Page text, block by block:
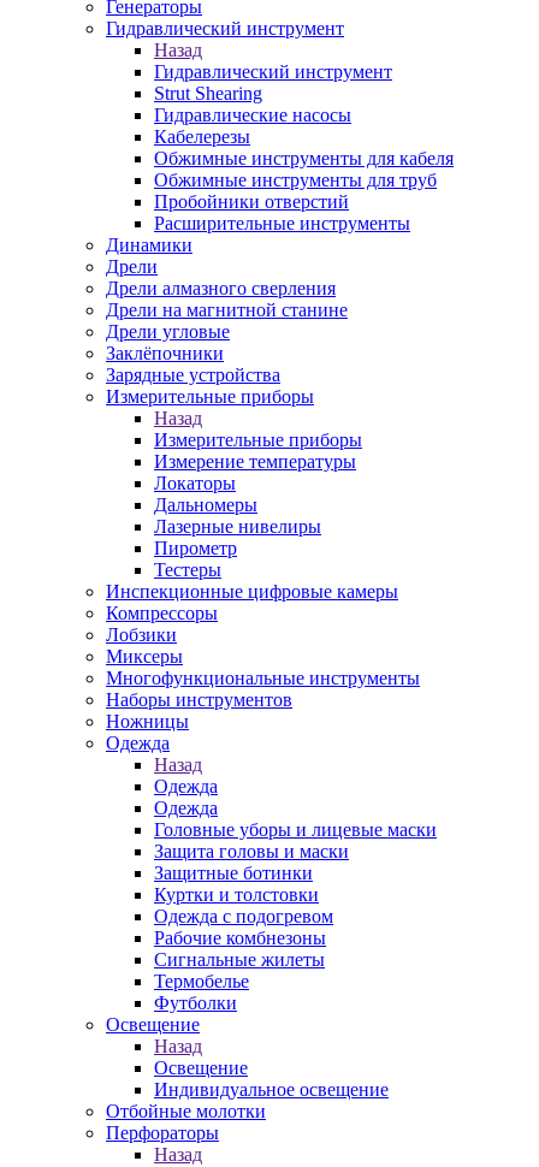
Генераторы
Гидравлический инструмент
Назад
Гидравлический инструмент
Strut Shearing
Гидравлические насосы
Кабелерезы
Обжимные инструменты для кабеля
Обжимные инструменты для труб
Пробойники отверстий
Расширительные инструменты
Динамики
Дрели
Дрели алмазного сверления
Дрели на магнитной станине
Дрели угловые
Заклёпочники
Зарядные устройства
Измерительные приборы
Назад
Измерительные приборы
Измерение температуры
Локаторы
Дальномеры
Лазерные нивелиры
Пирометр
Тестеры
Инспекционные цифровые камеры
Компрессоры
Лобзики
Миксеры
Многофункциональные инструменты
Наборы инструментов
Ножницы
Одежда
Назад
Одежда
Одежда
Головные уборы и лицевые маски
Защита головы и маски
Защитные ботинки
Куртки и толстовки
Одежда с подогревом
Рабочие комбнезоны
Сигнальные жилеты
Термобелье
Футболки
Освещение
Назад
Освещение
Индивидуальное освещение
Отбойные молотки
Перфораторы
Назад